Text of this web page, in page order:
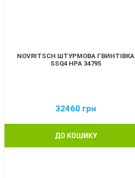
NOVRITSCH ШТУРМОВА ГВИНТІВКА
SSQ4 HPA 34795
32460 грн
ДО КОШИКУ